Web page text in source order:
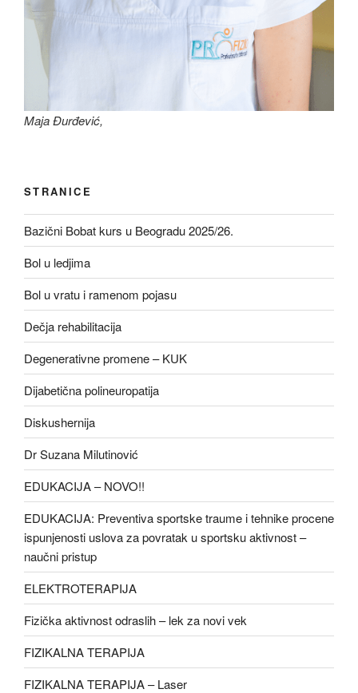
Maja Đurđević,
STRANICE
Bazični Bobat kurs u Beogradu 2025/26.
Bol u ledjima
Bol u vratu i ramenom pojasu
Dečja rehabilitacija
Degenerativne promene – KUK
Dijabetična polineuropatija
Diskushernija
Dr Suzana Milutinović
EDUKACIJA – NOVO!!
EDUKACIJA: Preventiva sportske traume i tehnike procene
ispunjenosti uslova za povratak u sportsku aktivnost –
naučni pristup
ELEKTROTERAPIJA
Fizička aktivnost odraslih – lek za novi vek
FIZIKALNA TERAPIJA
FIZIKALNA TERAPIJA – Laser